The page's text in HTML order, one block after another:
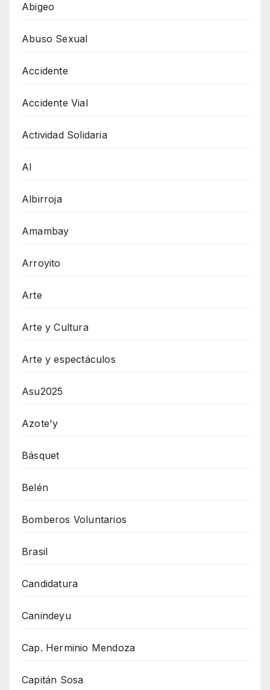
Abigeo
Abuso Sexual
Accidente
Accidente Vial
Actividad Solidaria
AI
Albirroja
Amambay
Arroyito
Arte
Arte y Cultura
Arte y espectáculos
Asu2025
Azote'y
Básquet
Belén
Bomberos Voluntarios
Brasil
Candidatura
Canindeyu
Cap. Herminio Mendoza
Capitán Sosa